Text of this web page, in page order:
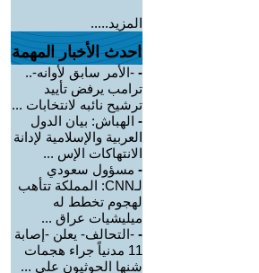
المزيد.....
احدث الأخبار المهمة
- -الأمر سابق لأوانه-..
ترامب يرفض تأييد
ترشيح نائبه لانتخابات ...
- الهباش: بيان الدول
العربية والإسلامية لإدانة
الانتهاكات الإس ...
- مسؤول سعودي
لـCNN: المملكة تتأهب
لهجوم تخطط له
ميليشيات عراق ...
- -التحالف- يعلن -إصابة
11 مدنياً جراء هجمات
شنها الحوثيون على ...